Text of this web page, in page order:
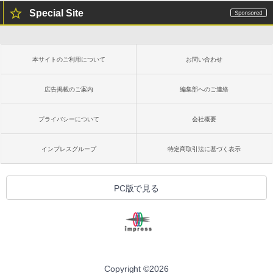
Amazon Kindle Colorsoft | 16GBストレ
イ、色調調節ライト、最大8週間持続バッ
テリー、広告無し、ブラック (2025年発
New Amazon Kindle Scribe Colorsoft |
11インチカラーディスプレイ、64GBスト
レージ、ノート機能搭載、明るさ自動調
整、色調調節ライト、プレミアムペン付
き、グラファイト
￥115,980
XTEINK X3 電子書籍リーダー 3.7インチ
E-Ink搭載 58g軽量 カードサイズ 16GB内
￥12,900
Special Site
本サイトのご利用について お問い合わせ
広告掲載のご案内 編集部へのご連絡
プライバシーについて 会社概要
インプレスグループ 特定商取引法に基づく表示
PC版で見る
Copyright ©2026